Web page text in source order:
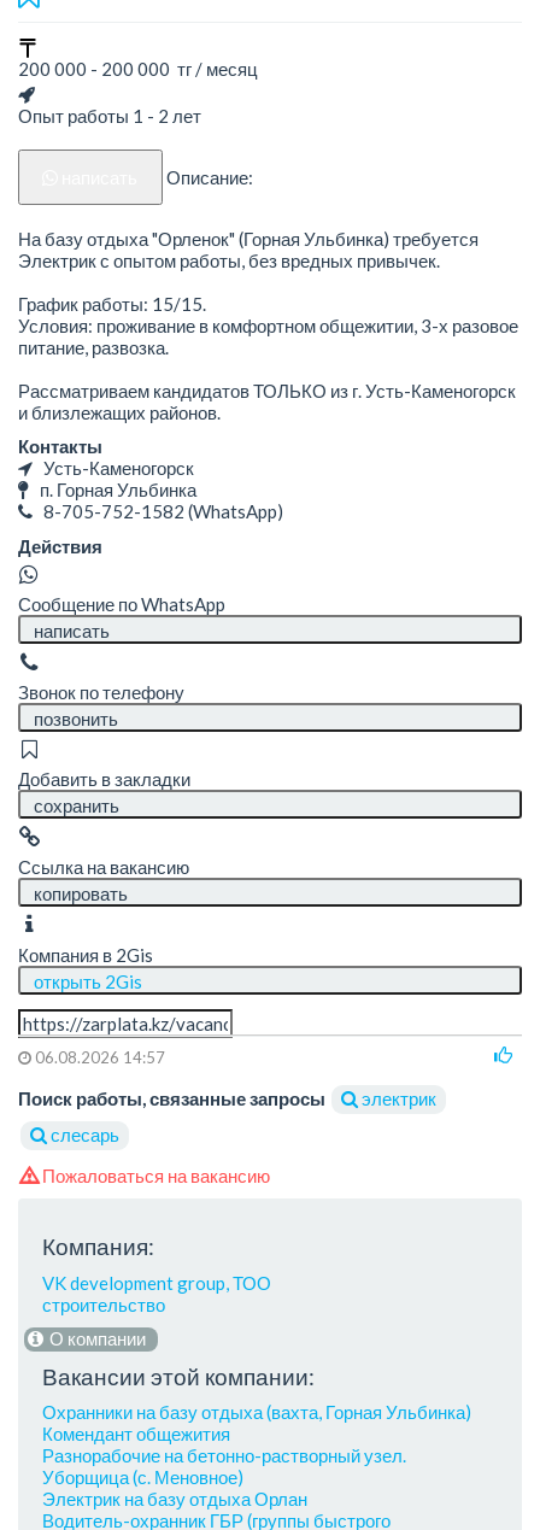
200 000 - 200 000 тг / месяц
Опыт работы 1 - 2 лет
Описание:
На базу отдыха "Орленок" (Горная Ульбинка) требуется
Электрик с опытом работы, без вредных привычек.
График работы: 15/15.
Условия: проживание в комфортном общежитии, 3-х разовое
питание, развозка.
Рассматриваем кандидатов ТОЛЬКО из г. Усть-Каменогорск
и близлежащих районов.
Контакты
Усть-Каменогорск
п. Горная Ульбинка
8-705-752-1582 (WhatsApp)
Действия
Сообщение по WhatsApp
написать
Звонок по телефону
позвонить
Добавить в закладки
сохранить
Ссылка на вакансию
копировать
Компания в 2Gis
открыть 2Gis
06.08.2026 14:57
Поиск работы, связанные запросы
электрик
слесарь
Пожаловаться на вакансию
Компания:
VK development group, ТОО
строительство
О компании
Вакансии этой компании:
Охранники на базу отдыха (вахта, Горная Ульбинка)
Комендант общежития
Разнорабочие на бетонно-растворный узел.
Уборщица (с. Меновное)
Электрик на базу отдыха Орлан
Водитель-охранник ГБР (группы быстрого